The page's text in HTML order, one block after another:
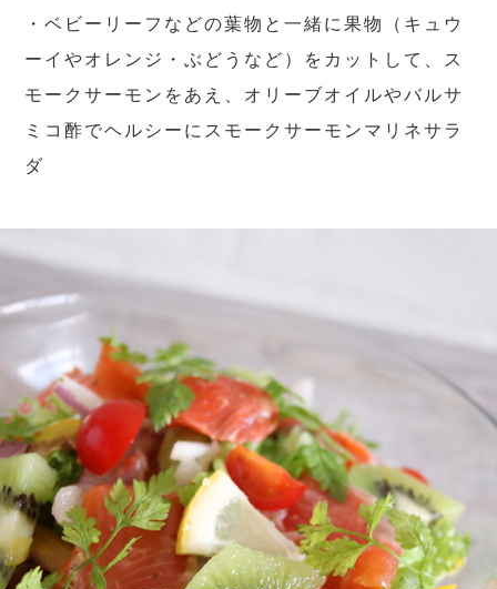
・ベビーリーフなどの葉物と一緒に果物（キュウ
ーイやオレンジ・ぶどうなど）をカットして、ス
モークサーモンをあえ、オリーブオイルやバルサ
ミコ酢でヘルシーにスモークサーモンマリネサラ
ダ